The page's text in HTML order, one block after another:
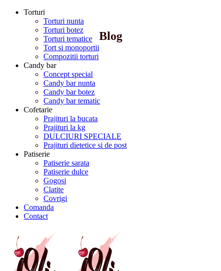
Torturi
Torturi nunta
Torturi botez
Torturi tematice
Tort si monoportii
Compozitii torturi
Candy bar
Concept special
Candy bar nunta
Candy bar botez
Candy bar tematic
Cofetarie
Prajituri la bucata
Prajituri la kg
DULCIURI SPECIALE
Prajituri dietetice si de post
Patiserie
Patiserie sarata
Patiserie dulce
Gogosi
Clatite
Covrigi
Comanda
Contact
Blog